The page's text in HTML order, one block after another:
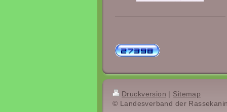
Druckversion | Sitemap
© Landesverband der